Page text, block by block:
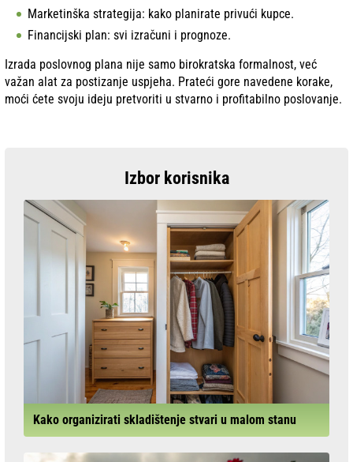
Marketinška strategija: kako planirate privući kupce.
Financijski plan: svi izračuni i prognoze.
Izrada poslovnog plana nije samo birokratska formalnost, već
važan alat za postizanje uspjeha. Prateći gore navedene korake,
moći ćete svoju ideju pretvoriti u stvarno i profitabilno poslovanje.
Izbor korisnika
Kako organizirati skladištenje stvari u malom stanu